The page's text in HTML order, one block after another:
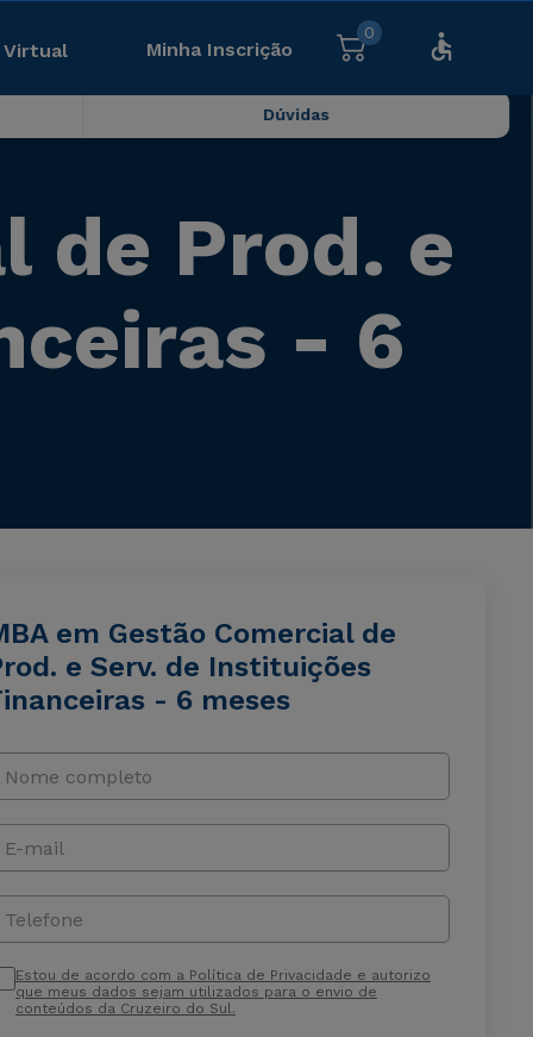
Virtual Minha Inscrição
0
Dúvidas
de Prod. e
- 6
em Gestão Comercial de
e Serv. de Instituições
- 6 meses
Nome completo
E-mail
Telefone
Estou de acordo com a Política de Privacidade e autorizo
que meus dados sejam utilizados para o envio de
conteúdos da Cruzeiro do Sul.